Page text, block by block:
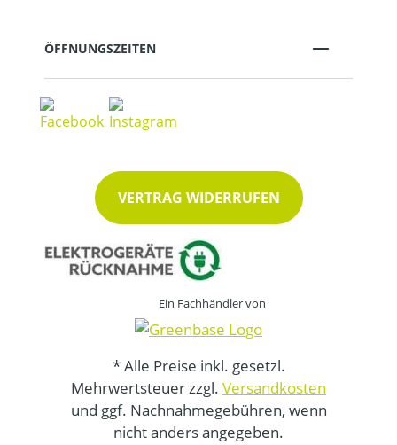
ÖFFNUNGSZEITEN
VERTRAG WIDERRUFEN
Ein Fachhändler von
* Alle Preise inkl. gesetzl.
Mehrwertsteuer zzgl. Versandkosten
und ggf. Nachnahmegebühren, wenn
nicht anders angegeben.